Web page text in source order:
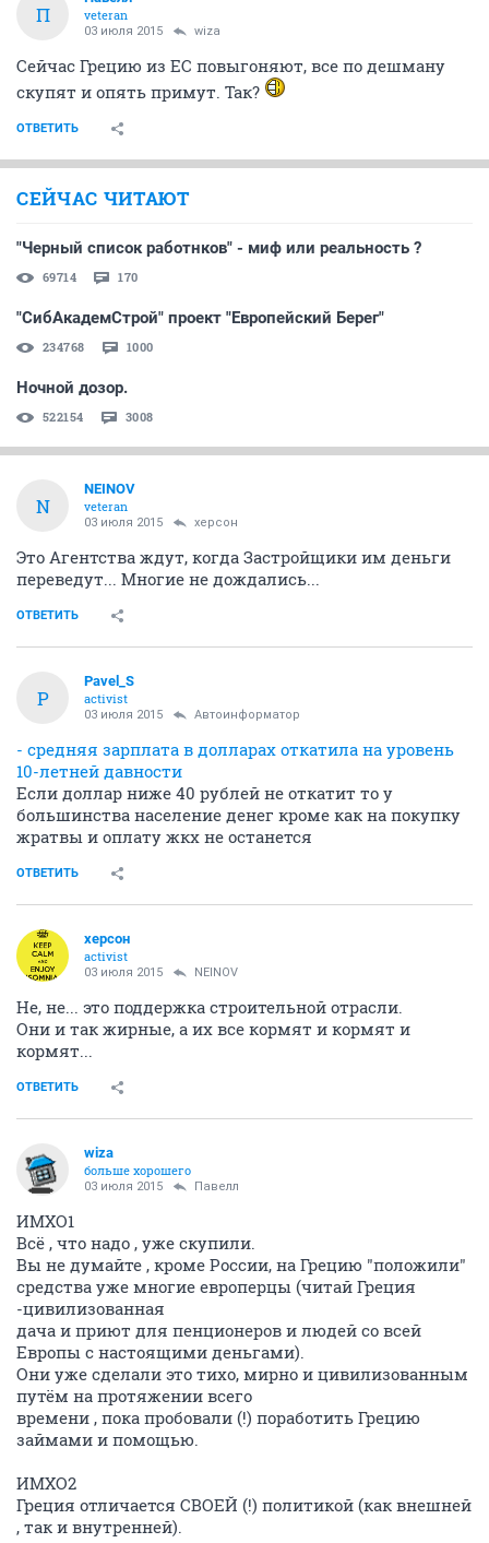
П
veteran
03 июля 2015 wiza
Сейчас Грецию из ЕС повыгоняют, все по дешману
скупят и опять примут. Так?
ОТВЕТИТЬ
СЕЙЧАС ЧИТАЮТ
"Черный список работнков" - миф или реальность ?
69714 170
"СибАкадемСтрой" проект "Европейский Берег"
234768 1000
Ночной дозор.
522154 3008
N
NEINOV
veteran
03 июля 2015 херсон
Это Агентства ждут, когда Застройщики им деньги
переведут... Многие не дождались...
ОТВЕТИТЬ
P
Pavel_S
activist
03 июля 2015 Автоинформатор
- средняя зарплата в долларах откатила на уровень
10-летней давности
Если доллар ниже 40 рублей не откатит то у
большинства население денег кроме как на покупку
жратвы и оплату жкх не останется
ОТВЕТИТЬ
херсон
activist
03 июля 2015 NEINOV
Не, не... это поддержка строительной отрасли.
Они и так жирные, а их все кормят и кормят и
кормят...
ОТВЕТИТЬ
wiza
больше хорошего
03 июля 2015 Павелл
ИМХО1
Всё , что надо , уже скупили.
Вы не думайте , кроме России, на Грецию "положили"
средства уже многие европерцы (читай Греция
-цивилизованная
дача и приют для пенционеров и людей со всей
Европы с настоящими деньгами).
Они уже сделали это тихо, мирно и цивилизованным
путём на протяжении всего
времени , пока пробовали (!) поработить Грецию
займами и помощью.
ИМХО2
Греция отличается СВОЕЙ (!) политикой (как внешней
, так и внутренней).